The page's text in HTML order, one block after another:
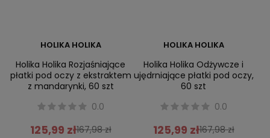
HOLIKA HOLIKA
Holika Holika Rozjaśniające
płatki pod oczy z ekstraktem
z mandarynki, 60 szt
0.0
125,99 zł167,98 zł
HOLIKA HOLIKA
Holika Holika Odżywcze i
ujędrniające płatki pod oczy,
60 szt
0.0
125,99 zł167,98 zł